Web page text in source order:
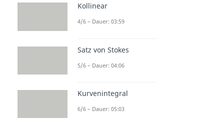
Kollinear
4/6 – Dauer: 03:59
Satz von Stokes
5/6 – Dauer: 04:06
Kurvenintegral
6/6 – Dauer: 05:03